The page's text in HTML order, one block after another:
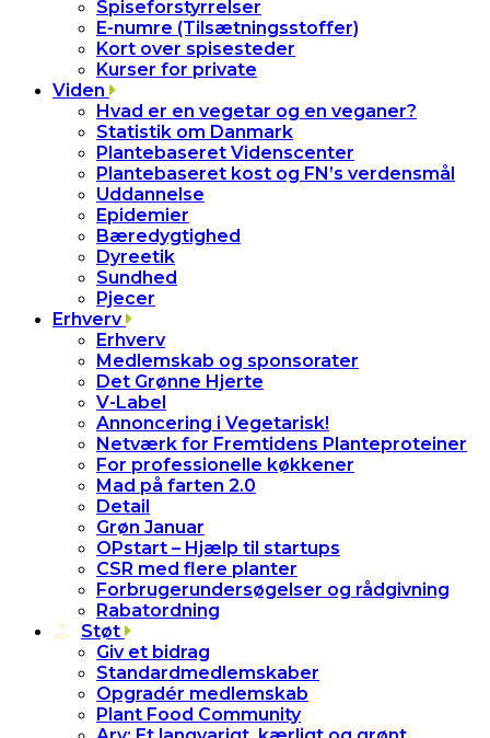
Spiseforstyrrelser
E-numre (Tilsætningsstoffer)
Kort over spisesteder
Kurser for private
Viden
Hvad er en vegetar og en veganer?
Statistik om Danmark
Plantebaseret Videnscenter
Plantebaseret kost og FN’s verdensmål
Uddannelse
Epidemier
Bæredygtighed
Dyreetik
Sundhed
Pjecer
Erhverv
Erhverv
Medlemskab og sponsorater
Det Grønne Hjerte
V-Label
Annoncering i Vegetarisk!
Netværk for Fremtidens Planteproteiner
For professionelle køkkener
Mad på farten 2.0
Detail
Grøn Januar
OPstart – Hjælp til startups
CSR med flere planter
Forbrugerundersøgelser og rådgivning
Rabatordning
Støt
Giv et bidrag
Standardmedlemskaber
Opgradér medlemskab
Plant Food Community